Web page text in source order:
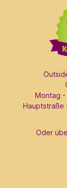
Montag -
Hauptstraße
Oder